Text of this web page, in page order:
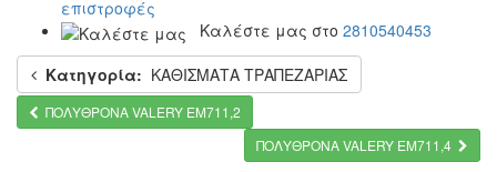
επιστροφές
Καλέστε μας στο 2810540453
Κατηγορία: ΚΑΘΙΣΜΑΤΑ ΤΡΑΠΕΖΑΡΙΑΣ
ΠΟΛΥΘΡΟΝΑ VALERY ΕΜ711,2
ΠΟΛΥΘΡΟΝΑ VALERY ΕΜ711,4